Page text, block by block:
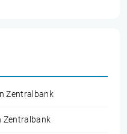
Zentralbank
Zentralbank